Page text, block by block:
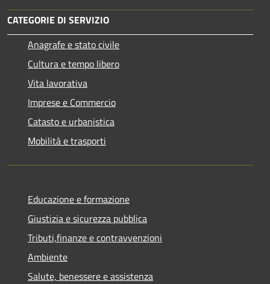
CATEGORIE DI SERVIZIO
Anagrafe e stato civile
Cultura e tempo libero
Vita lavorativa
Imprese e Commercio
Catasto e urbanistica
Mobilità e trasporti
Educazione e formazione
Giustizia e sicurezza pubblica
Tributi,finanze e contravvenzioni
Ambiente
Salute, benessere e assistenza